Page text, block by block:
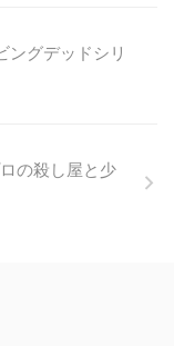
ングデッドシリ
の殺し屋と少